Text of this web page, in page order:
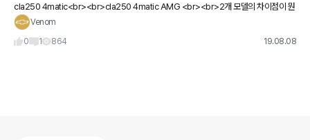
cla250 4matic<br><br>cla250 4matic AMG <br><br>2개 모델의 차이점이 뭔
가요?<br><br>외관상
Venom
0
1 864 19.08.08